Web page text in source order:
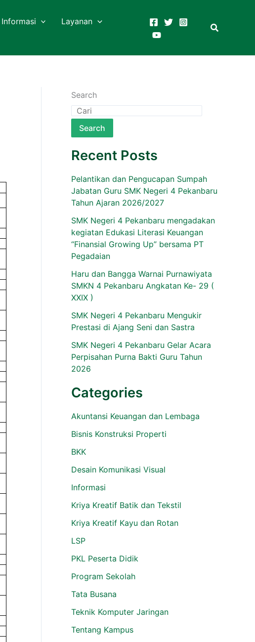
Informasi
Layanan
Search
Search
Recent Posts
Pelantikan dan Pengucapan Sumpah
Jabatan Guru SMK Negeri 4 Pekanbaru
Tahun Ajaran 2026/2027
SMK Negeri 4 Pekanbaru mengadakan
kegiatan Edukasi Literasi Keuangan
“Finansial Growing Up” bersama PT
Pegadaian
Haru dan Bangga Warnai Purnawiyata
SMKN 4 Pekanbaru Angkatan Ke- 29 (
XXIX )
SMK Negeri 4 Pekanbaru Mengukir
Prestasi di Ajang Seni dan Sastra
SMK Negeri 4 Pekanbaru Gelar Acara
Perpisahan Purna Bakti Guru Tahun
2026
Categories
Akuntansi Keuangan dan Lembaga
Bisnis Konstruksi Properti
BKK
Desain Komunikasi Visual
Informasi
Kriya Kreatif Batik dan Tekstil
Kriya Kreatif Kayu dan Rotan
LSP
PKL Peserta Didik
Program Sekolah
Tata Busana
Teknik Komputer Jaringan
Tentang Kampus